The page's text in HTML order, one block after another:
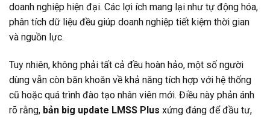
doanh nghiệp hiện đại. Các lợi ích mang lại như tự động hóa,
phân tích dữ liệu đều giúp doanh nghiệp tiết kiệm thời gian
và nguồn lực.
Tuy nhiên, không phải tất cả đều hoàn hảo, một số người
dùng vẫn còn băn khoăn về khả năng tích hợp với hệ thống
cũ hoặc quá trình đào tạo nhân viên mới. Điều này phản ánh
rõ rằng, bản big update LMSS Plus xứng đáng để đầu tư,